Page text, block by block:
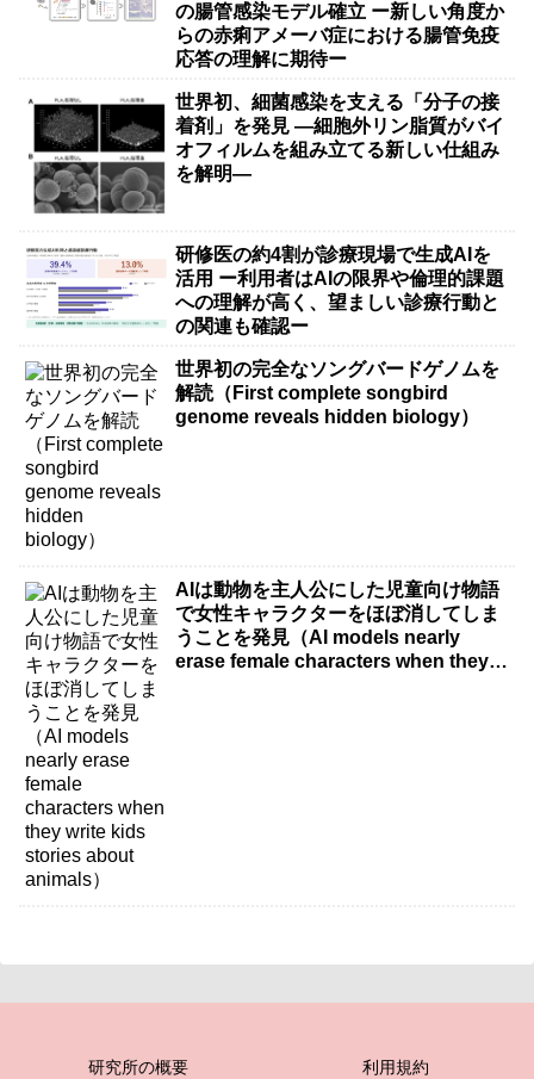
の腸管感染モデル確立 ー新しい角度か
らの赤痢アメーバ症における腸管免疫
応答の理解に期待ー
世界初、細菌感染を支える「分子の接
着剤」を発見 ―細胞外リン脂質がバイ
オフィルムを組み立てる新しい仕組み
を解明―
研修医の約4割が診療現場で生成AIを
活用 ー利用者はAIの限界や倫理的課題
への理解が高く、望ましい診療行動と
の関連も確認ー
世界初の完全なソングバードゲノムを
解読（First complete songbird
genome reveals hidden biology）
AIは動物を主人公にした児童向け物語
で女性キャラクターをほぼ消してしま
うことを発見（AI models nearly
erase female characters when they
研究所の概要 利用規約